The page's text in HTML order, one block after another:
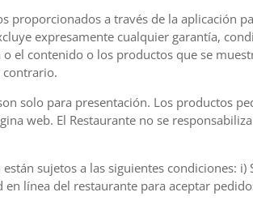
proporcionados a través de la aplicación
expresamente cualquier garantía,
el contenido o los productos que se
contrario.
solo para presentación. Los productos
web. El Restaurante no se
sujetos a las siguientes condiciones:
línea del restaurante para aceptar